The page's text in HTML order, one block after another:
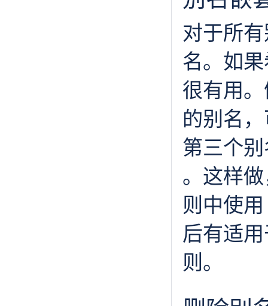
对于所
名。如
很有用
的别名
第三个
。这样
则中使
后有适
则。